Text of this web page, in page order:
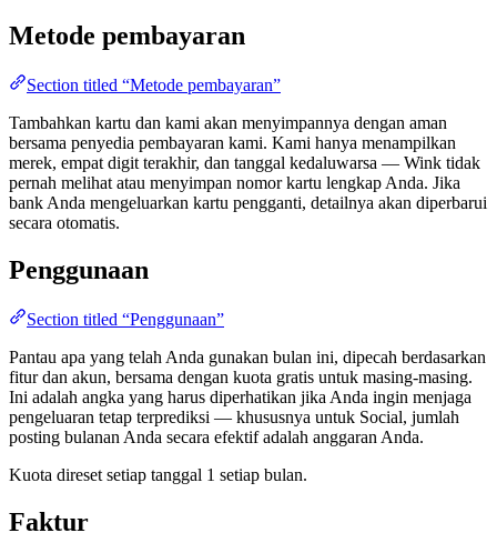
Metode pembayaran
Section titled “Metode pembayaran”
Tambahkan kartu dan kami akan menyimpannya dengan aman
bersama penyedia pembayaran kami. Kami hanya menampilkan
merek, empat digit terakhir, dan tanggal kedaluwarsa — Wink tidak
pernah melihat atau menyimpan nomor kartu lengkap Anda. Jika
bank Anda mengeluarkan kartu pengganti, detailnya akan diperbarui
secara otomatis.
Penggunaan
Section titled “Penggunaan”
Pantau apa yang telah Anda gunakan bulan ini, dipecah berdasarkan
fitur dan akun, bersama dengan kuota gratis untuk masing-masing.
Ini adalah angka yang harus diperhatikan jika Anda ingin menjaga
pengeluaran tetap terprediksi — khususnya untuk Social, jumlah
posting bulanan Anda secara efektif adalah anggaran Anda.
Kuota direset setiap tanggal 1 setiap bulan.
Faktur